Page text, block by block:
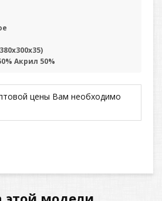
Акрил 50%
цены Вам необходимо